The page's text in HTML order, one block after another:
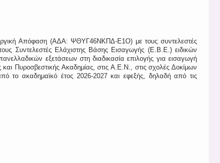
Απόφαση (ΑΔΑ: ΨΘΥΓ46ΝΚΠΔ-Ε1Ο) με τους συντελεστές
Συντελεστές Ελάχιστης Βάσης Εισαγωγής (Ε.Β.Ε.) ειδικών
εξετάσεων στη διαδικασία επιλογής για εισαγωγή
Πυροσβεστικής Ακαδημίας, στις Α.Ε.Ν., στις σχολές Δοκίμων
το ακαδημαϊκό έτος 2026-2027 και εφεξής, δηλαδή από τις